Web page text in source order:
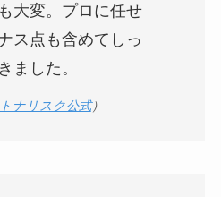
大変。プロに任せ
ス点も含めてしっ
ました。
トナリスク公式）